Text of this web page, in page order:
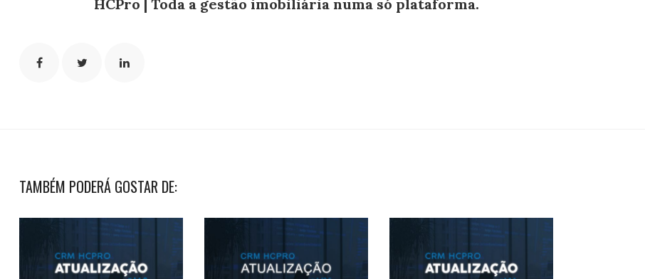
HCPro | Toda a gestão imobiliária numa só plataforma.
TAMBÉM PODERÁ GOSTAR DE: